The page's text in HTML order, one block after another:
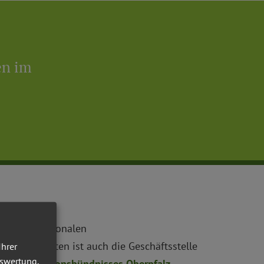
im
in der Regionalen
Plankstetten ist auch die Geschäftsstelle